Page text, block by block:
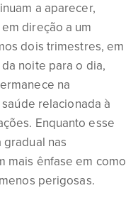
a aparecer,
direção a um
dois trimestres, em
noite para o dia,
na
relacionada à
Enquanto esse
nas
mais ênfase em como
perigosas.